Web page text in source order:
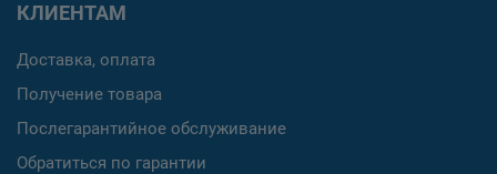
КЛИЕНТАМ
Доставка, оплата
Получение товара
Послегарантийное обслуживание
Обратиться по гарантии